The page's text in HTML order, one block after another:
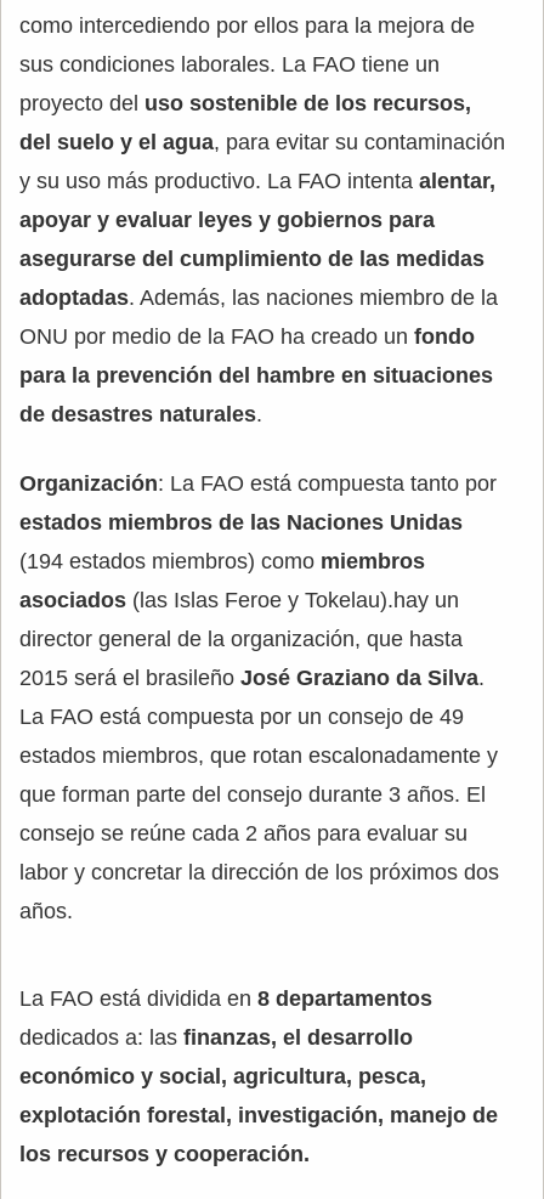
como intercediendo por ellos para la mejora de
sus condiciones laborales. La FAO tiene un
proyecto del uso sostenible de los recursos,
del suelo y el agua, para evitar su contaminación
y su uso más productivo. La FAO intenta alentar,
apoyar y evaluar leyes y gobiernos para
asegurarse del cumplimiento de las medidas
adoptadas. Además, las naciones miembro de la
ONU por medio de la FAO ha creado un fondo
para la prevención del hambre en situaciones
de desastres naturales.
Organización: La FAO está compuesta tanto por
estados miembros de las Naciones Unidas
(194 estados miembros) como miembros
asociados (las Islas Feroe y Tokelau).hay un
director general de la organización, que hasta
2015 será el brasileño José Graziano da Silva.
La FAO está compuesta por un consejo de 49
estados miembros, que rotan escalonadamente y
que forman parte del consejo durante 3 años. El
consejo se reúne cada 2 años para evaluar su
labor y concretar la dirección de los próximos dos
años.
La FAO está dividida en 8 departamentos
dedicados a: las finanzas, el desarrollo
económico y social, agricultura, pesca,
explotación forestal, investigación, manejo de
los recursos y cooperación.